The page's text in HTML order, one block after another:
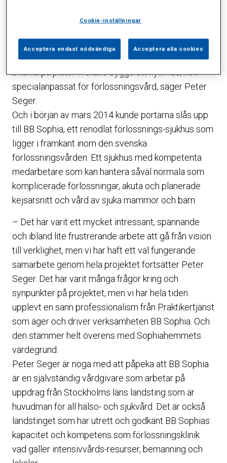
sista byggrätt här på sjukhusområdet och här föll
bitarna på plats. Vi skulle bygga ett nytt hus, helt
specialanpassat för förlossningsvård, säger Peter
Seger.
Och i början av mars 2014 kunde portarna slås upp
till BB Sophia, ett renodlat förlossnings-sjukhus som
ligger i framkant inom den svenska
förlossningsvården. Ett sjukhus med kompetenta
medarbetare som kan hantera såväl normala som
komplicerade förlossningar, akuta och planerade
kejsarsnitt och vård av sjuka mammor och barn.
– Det har varit ett mycket intressant, spännande
och ibland lite frustrerande arbete att gå från vision
till verklighet, men vi har haft ett väl fungerande
samarbete genom hela projektet fortsätter Peter
Seger. Det har varit många frågor kring och
synpunkter på projektet, men vi har hela tiden
upplevt en sann professionalism från Praktikertjänst
som äger och driver verksamheten BB Sophia. Och
den stämmer helt överens med Sophiahemmets
värdegrund.
Peter Seger är noga med att påpeka att BB Sophia
är en självständig vårdgivare som arbetar på
uppdrag från Stockholms läns landsting som är
huvudman för all hälso- och sjukvård. Det är också
landstinget som har utrett och godkänt BB Sophias
kapacitet och kompetens som förlossningsklinik
vad gäller intensivvårds-resurser, bemanning och
Cookie-inställningar
Acceptera endast nödvändiga Acceptera alla cookies